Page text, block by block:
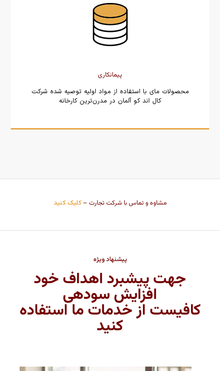
پیمانکاری
محصولات مای با استفاده از مواد اولیه توصیه شده شرکت
کال اند کو آلمان در مدرن‌ترین کارخانه
مشاوه و تماس با شرکت تجارت –کلیک کنید
پیشنهاد ویژه
جهت پیشبرد اهداف خود
افزایش سودهی
کافیست از خدمات ما استفاده
کنید